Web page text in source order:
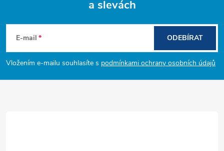
p
a
a slevách
E-mail
Vložením e-mailu souhlasíte s podmínkami ochrany osobních údajů
ODEBÍRAT